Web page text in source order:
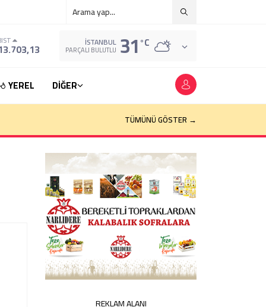
İSTANBUL
PARÇALI BULUTLU 31°C
YEREL
DİĞER
TÜMÜNÜ GÖSTER →
REKLAM ALANI